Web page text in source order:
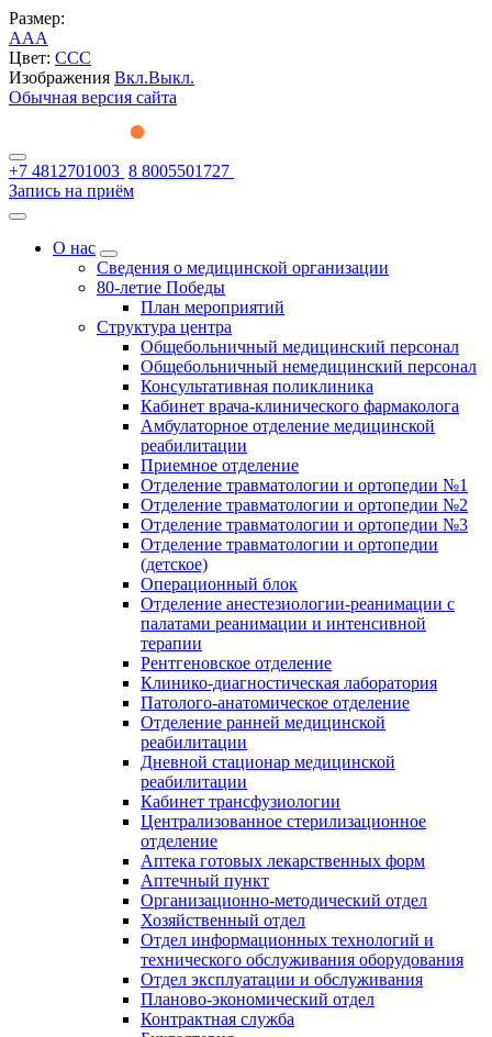
Размер:
AAA
Цвет: CCC
Изображения Вкл.Выкл.
Обычная версия сайта
+7 4812701003 8 8005501727
Запись на приём
О нас
Сведения о медицинской организации
80-летие Победы
План мероприятий
Структура центра
Общебольничный медицинский персонал
Общебольничный немедицинский персонал
Консультативная поликлиника
Кабинет врача-клинического фармаколога
Амбулаторное отделение медицинской
реабилитации
Приемное отделение
Отделение травматологии и ортопедии №1
Отделение травматологии и ортопедии №2
Отделение травматологии и ортопедии №3
Отделение травматологии и ортопедии
(детское)
Операционный блок
Отделение анестезиологии-реанимации с
палатами реанимации и интенсивной
терапии
Рентгеновское отделение
Клинико-диагностическая лаборатория
Патолого-анатомическое отделение
Отделение ранней медицинской
реабилитации
Дневной стационар медицинской
реабилитации
Кабинет трансфузиологии
Централизованное стерилизационное
отделение
Аптека готовых лекарственных форм
Аптечный пункт
Организационно-методический отдел
Хозяйственный отдел
Отдел информационных технологий и
технического обслуживания оборудования
Отдел эксплуатации и обслуживания
Планово-экономический отдел
Контрактная служба